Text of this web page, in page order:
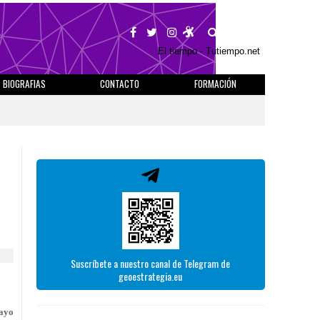
El tiempo - Tutiempo.net
BIOGRAFIAS CONTACTO FORMACIÓN
Suscríbete a nuestro canal de Telegram de
geoestrategia.eu